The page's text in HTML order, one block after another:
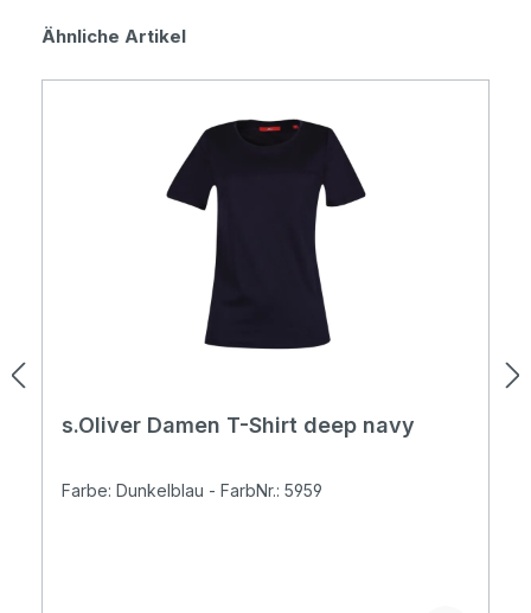
Produktgalerie überspringen
Ähnliche Artikel
s.Oliver Damen T-Shirt deep navy
Farbe: Dunkelblau - FarbNr.: 5959